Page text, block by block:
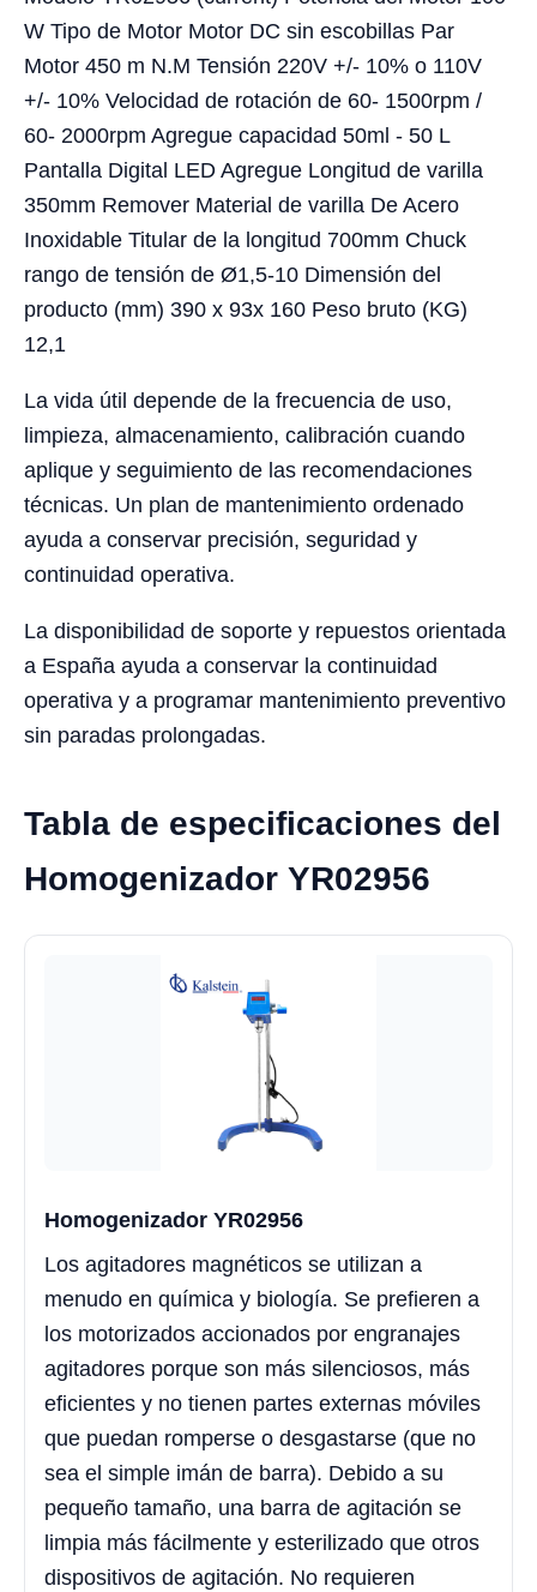
W Tipo de Motor Motor DC sin escobillas Par
Motor 450 m N.M Tensión 220V +/- 10% o 110V
+/- 10% Velocidad de rotación de 60- 1500rpm /
60- 2000rpm Agregue capacidad 50ml - 50 L
Pantalla Digital LED Agregue Longitud de varilla
350mm Remover Material de varilla De Acero
Inoxidable Titular de la longitud 700mm Chuck
rango de tensión de Ø1,5-10 Dimensión del
producto (mm) 390 x 93x 160 Peso bruto (KG)
12,1
La vida útil depende de la frecuencia de uso,
limpieza, almacenamiento, calibración cuando
aplique y seguimiento de las recomendaciones
técnicas. Un plan de mantenimiento ordenado
ayuda a conservar precisión, seguridad y
continuidad operativa.
La disponibilidad de soporte y repuestos orientada
a España ayuda a conservar la continuidad
operativa y a programar mantenimiento preventivo
sin paradas prolongadas.
Tabla de especificaciones del
Homogenizador YR02956
Homogenizador YR02956
Los agitadores magnéticos se utilizan a
menudo en química y biología. Se prefieren a
los motorizados accionados por engranajes
agitadores porque son más silenciosos, más
eficientes y no tienen partes externas móviles
que puedan romperse o desgastarse (que no
sea el simple imán de barra). Debido a su
pequeño tamaño, una barra de agitación se
limpia más fácilmente y esterilizado que otros
dispositivos de agitación. No requieren